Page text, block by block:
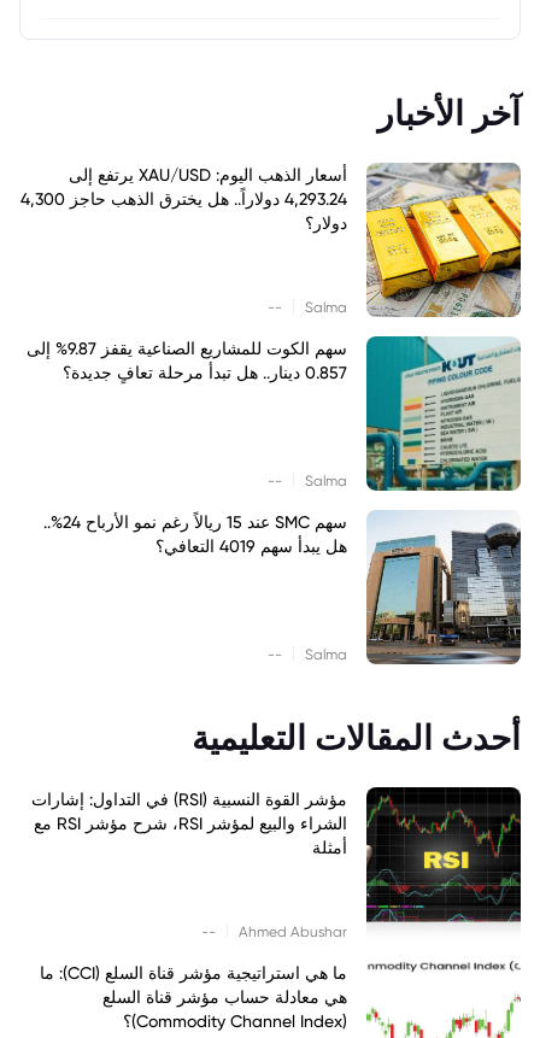
آخر الأخبار
أسعار الذهب اليوم: XAU/USD يرتفع إلى
4,293.24 دولاراً.. هل يخترق الذهب حاجز 4,300
دولار؟
Salma
--
سهم الكوت للمشاريع الصناعية يقفز 9.87% إلى
0.857 دينار.. هل تبدأ مرحلة تعافٍ جديدة؟
Salma
--
سهم SMC عند 15 ريالاً رغم نمو الأرباح 24%..
هل يبدأ سهم 4019 التعافي؟
Salma
--
أحدث المقالات التعليمية
مؤشر القوة النسبية (RSI) في التداول: إشارات
الشراء والبيع لمؤشر RSI، شرح مؤشر RSI مع
أمثلة
Ahmed Abushar
--
ما هي استراتيجية مؤشر قناة السلع (CCI): ما
هي معادلة حساب مؤشر قناة السلع
(Commodity Channel Index)؟